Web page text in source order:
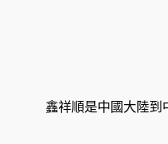
鑫祥順是中國大陸到